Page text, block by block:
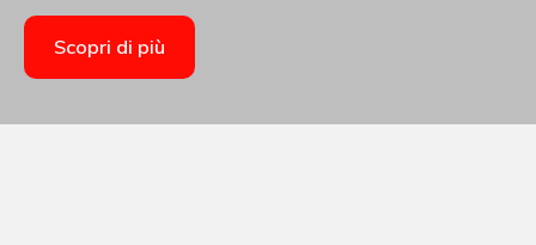
Scopri di più